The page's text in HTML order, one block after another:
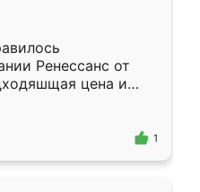
Ренессанс от
цена и
Приехавший
самый
1